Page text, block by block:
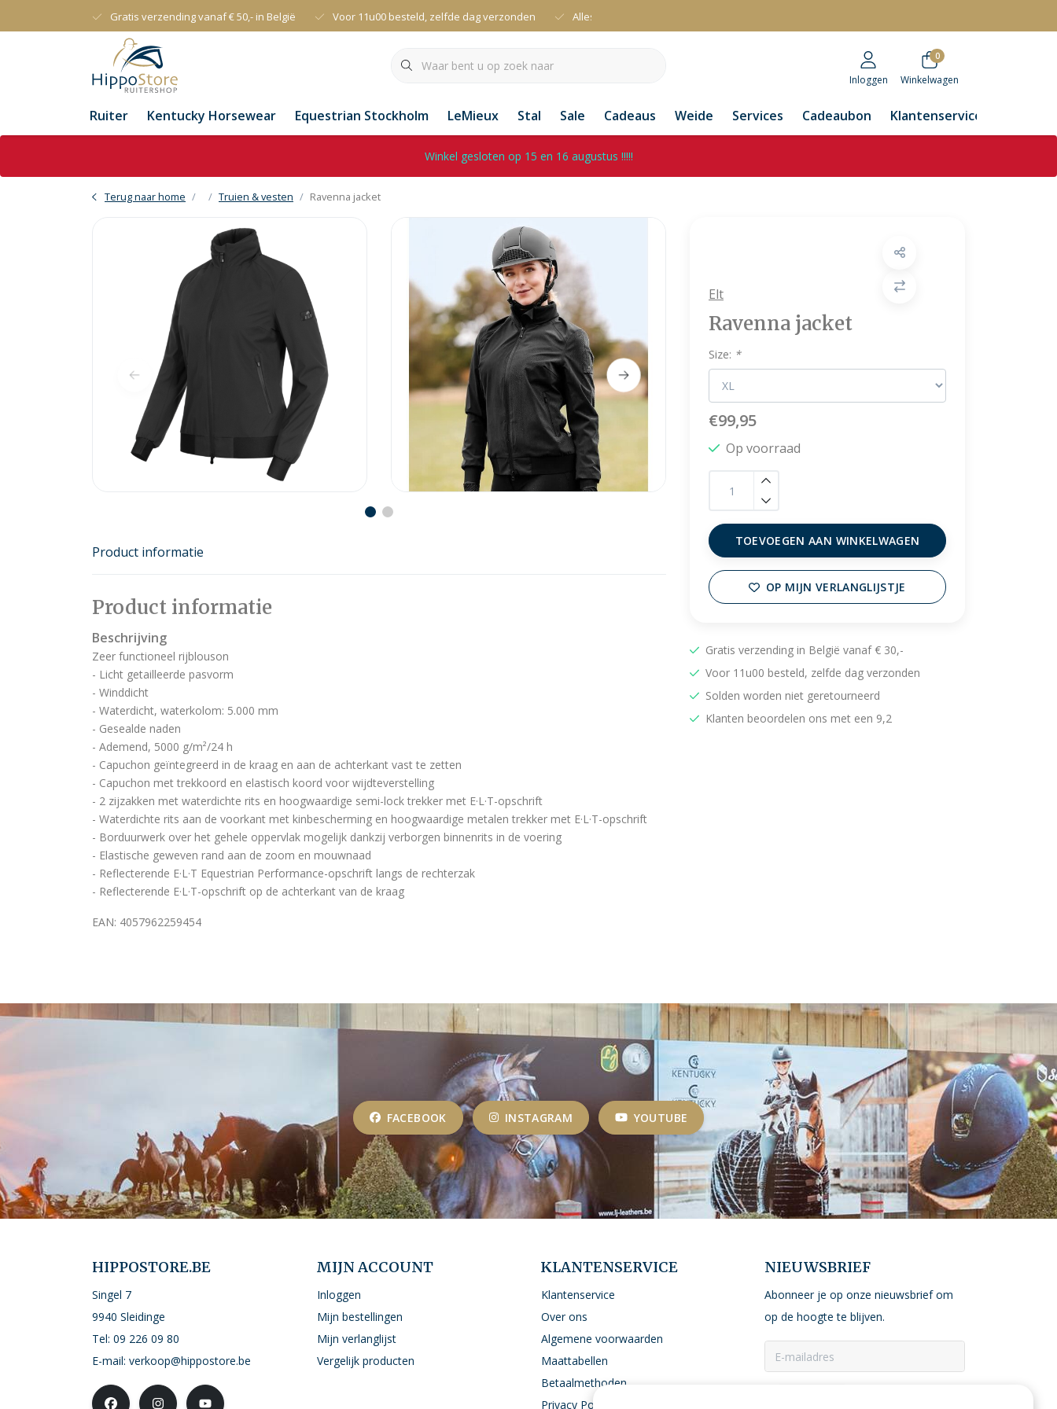
Gratis verzending vanaf € 50,- in België Voor 11u00 besteld, zelfde dag verzonden Alles uit voorraad leverbaar
Inloggen
0
Winkelwagen
Ruiter Kentucky Horsewear Equestrian Stockholm LeMieux Stal Sale Cadeaus Weide Services Cadeaubon Klantenservice
Winkel gesloten op 15 en 16 augustus !!!!!
Terug naar home Truien & vesten Ravenna jacket
Elt
Ravenna jacket
Size: *
€99,95
Op voorraad
TOEVOEGEN AAN WINKELWAGEN
OP MIJN VERLANGLIJSTJE
Gratis verzending in België vanaf € 30,-
Voor 11u00 besteld, zelfde dag verzonden
Solden worden niet geretourneerd
Klanten beoordelen ons met een 9,2
Product informatie
Product informatie
Beschrijving
Zeer functioneel rijblouson
- Licht getailleerde pasvorm
- Winddicht
- Waterdicht, waterkolom: 5.000 mm
- Gesealde naden
- Ademend, 5000 g/m²/24 h
- Capuchon geïntegreerd in de kraag en aan de achterkant vast te zetten
- Capuchon met trekkoord en elastisch koord voor wijdteverstelling
- 2 zijzakken met waterdichte rits en hoogwaardige semi-lock trekker met E·L·T-opschrift
- Waterdichte rits aan de voorkant met kinbescherming en hoogwaardige metalen trekker met E·L·T-opschrift
- Borduurwerk over het gehele oppervlak mogelijk dankzij verborgen binnenrits in de voering
- Elastische geweven rand aan de zoom en mouwnaad
- Reflecterende E·L·T Equestrian Performance-opschrift langs de rechterzak
- Reflecterende E·L·T-opschrift op de achterkant van de kraag
EAN: 4057962259454
FACEBOOK INSTAGRAM YOUTUBE
HIPPOSTORE.BE
Singel 7
9940 Sleidinge
Tel: 09 226 09 80
E-mail: verkoop@hippostore.be
MIJN ACCOUNT
Inloggen
Mijn bestellingen
Mijn verlanglijst
Vergelijk producten
KLANTENSERVICE
Klantenservice
Over ons
Algemene voorwaarden
Maattabellen
Betaalmethoden
Privacy Policy
NIEUWSBRIEF
Abonneer je op onze nieuwsbrief om
op de hoogte te blijven.